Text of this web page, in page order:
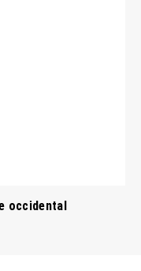
occidental